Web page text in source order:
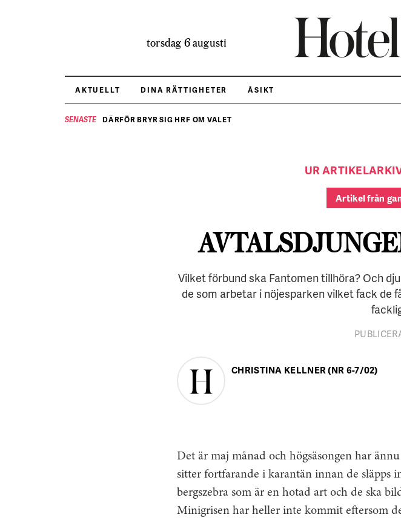
torsdag 6 augusti
AKTUELLT DINA RÄTTIGHETER ÅSIKT
SENASTE DÄRFÖR BRYR SIG HRF OM VALET
UR
Artikel från
Vilket förbund ska Fantomen tillhöra? Och
de som arbetar i nöjesparken vilket fack de
CHRISTINA KELLNER (NR 6-7/02)
Det är maj månad och högsäsongen har
sitter fortfarande i karantän innan de släpps
bergszebra som är en hotad art och de ska
Minigrisen har heller inte kommit eftersom